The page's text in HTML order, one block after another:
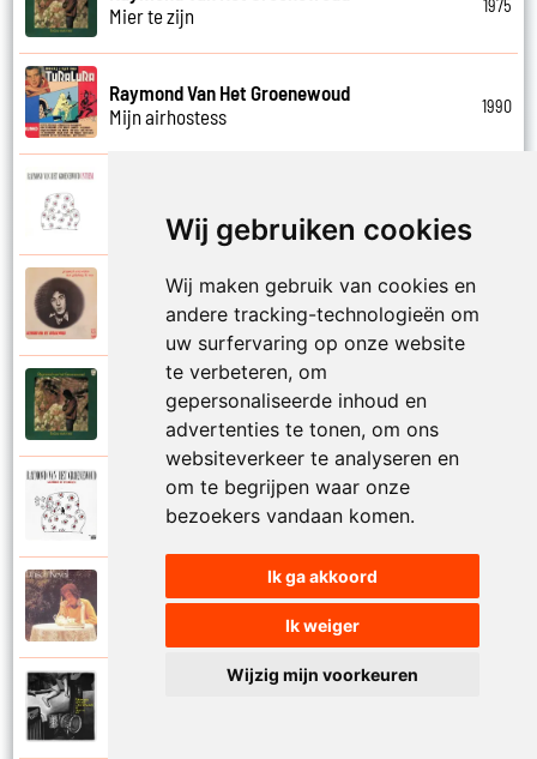
Wij gebruiken cookies
Wij maken gebruik van cookies en
andere tracking-technologieën om
uw surfervaring op onze website
te verbeteren, om
gepersonaliseerde inhoud en
advertenties te tonen, om ons
websiteverkeer te analyseren en
om te begrijpen waar onze
bezoekers vandaan komen.
Ik ga akkoord
Ik weiger
Wijzig mijn voorkeuren
Mier te zijn
1975
Raymond Van Het Groenewoud
Mijn airhostess
1990
Mijn leven lang
Raymond Van Het Groenewoud
Mijn lieve schatje
Raymond Van Het Groenewoud
Mijn schoolgaande jeugd
Raymond Van Het Groenewoud
Mijnheer de postbode
Raymond Van Het Groenewoud